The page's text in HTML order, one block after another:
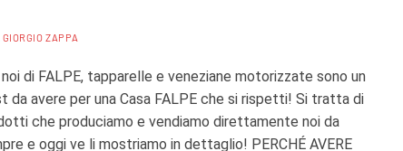
GIORGIO ZAPPA
di FALPE, tapparelle e veneziane motorizzate sono un
da avere per una Casa FALPE che si rispetti! Si tratta di
che produciamo e vendiamo direttamente noi da
e oggi ve li mostriamo in dettaglio! PERCHÉ AVERE